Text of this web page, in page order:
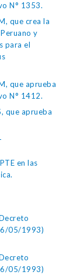
N° 1353.
que crea la
y
para el
que aprueba
N° 1412.
que aprueba
en las
05/1993)
05/1993)